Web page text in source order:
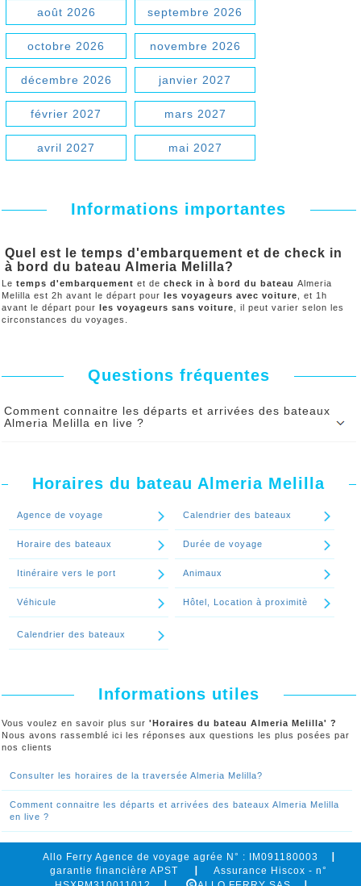
août 2026 septembre 2026
octobre 2026 novembre 2026
décembre 2026 janvier 2027
février 2027 mars 2027
avril 2027 mai 2027
Informations importantes
Quel est le temps d'embarquement et de check in
à bord du bateau Almeria Melilla?
Le temps d'embarquement et de check in à bord du bateau Almeria
Melilla est 2h avant le départ pour les voyageurs avec voiture , et 1h
avant le départ pour les voyageurs sans voiture , il peut varier selon les
circonstances du voyages.
Questions fréquentes
Comment connaitre les départs et arrivées des bateaux
Almeria Melilla en live ?
par les ferries en temps réel.
Almeria Melilla en live sont disponibles en option payante.
bateaux Almeria Melilla en live ?'
Horaires du bateau Almeria Melilla
Agence de voyage Calendrier des bateaux
Horaire des bateaux Durée de voyage
Itinéraire vers le port Animaux
Véhicule Hôtel, Location à proximitè
Calendrier des bateaux
Informations utiles
Vous voulez en savoir plus sur 'Horaires du bateau Almeria Melilla' ?
Nous avons rassemblé ici les réponses aux questions les plus posées par
nos clients
Consulter les horaires de la traversée Almeria Melilla?
Comment connaitre les départs et arrivées des bateaux Almeria Melilla
en live ?
Allo Ferry Agence de voyage agrée N° : IM091180003
garantie financière APST
Assurance Hiscox - n°